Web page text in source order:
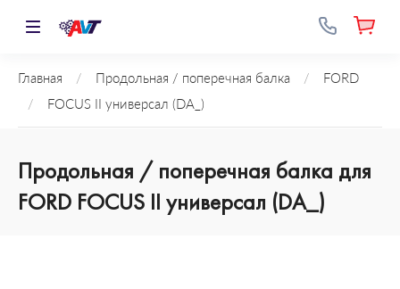
Главная / Продольная / поперечная балка /
FORD
/
FOCUS II универсал (DA_)
Продольная / поперечная балка для
FORD FOCUS II универсал (DA_)